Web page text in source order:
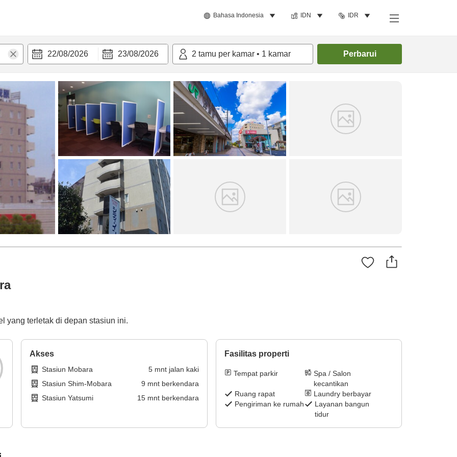
Bahasa Indonesia IDN IDR
22/08/2026 23/08/2026 2 tamu per kamar • 1 kamar Perbarui
Cari kamar
yang terletak di depan stasiun ini.
Akses
Stasiun Mobara 5mnt jalan kaki
Stasiun Shim-Mobara
9 mnt berkendara
Stasiun Yatsumi
15mnt berkendara
Fasilitas properti
Tempat parkir
Spa / Salon
kecantikan
Ruang rapat
Laundry berbayar
Pengiriman ke rumah
Layanan bangun
tidur